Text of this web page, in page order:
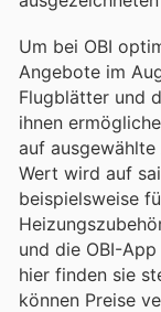
Um bei OBI
Angebote im
Flugblätter und
ihnen
auf
Wert wird auf
beispielsweise
und die OBI-
hier finden sie
können Preise